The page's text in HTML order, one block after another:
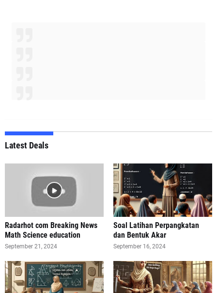
Latest Deals
Radarhot com Breaking News
Math Science education
September 21, 2024
Soal Latihan Perpangkatan
dan Bentuk Akar
September 16, 2024